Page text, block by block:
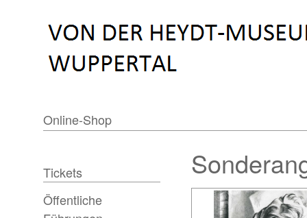
Online-Shop
Tickets
Öffentliche